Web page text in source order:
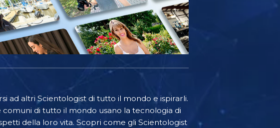
ad altri Scientologist di tutto il mondo e ispirarli.
di tutto il mondo usano la tecnologia di
della loro vita. Scopri come gli Scientologist